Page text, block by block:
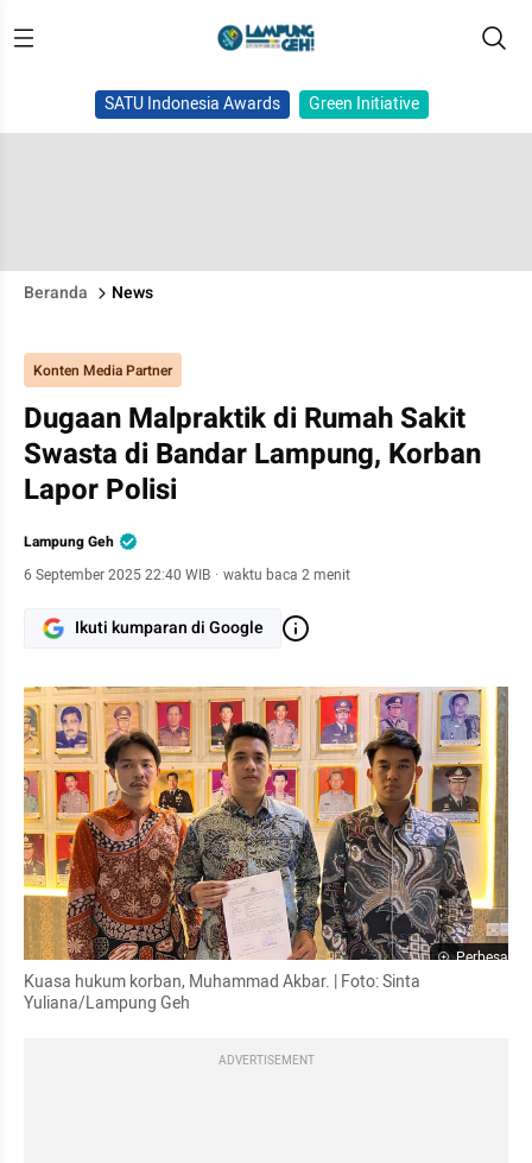
SATU Indonesia Awards Green Initiative
Beranda News
Konten Media Partner
Dugaan Malpraktik di Rumah Sakit
Swasta di Bandar Lampung, Korban
Lapor Polisi
Lampung Geh
6 September 2025 22:40 WIB · waktu baca 2 menit
Ikuti kumparan di Google
Perbesar
Kuasa hukum korban, Muhammad Akbar. | Foto: Sinta
Yuliana/Lampung Geh
ADVERTISEMENT